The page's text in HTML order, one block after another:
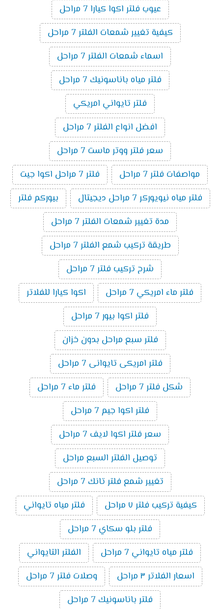
عيوب فلتر اكوا كيارا 7 مراحل
كيفية تغيير شمعات الفلتر 7 مراحل
اسماء شمعات الفلتر 7 مراحل
فلتر مياه باناسونيك 7 مراحل
فلتر تايواني امريكي
افضل انواع الفلتر 7 مراحل
سعر فلتر ووتر ماست 7 مراحل
مواصفات فلتر 7 مراحل
فلتر 7 مراحل اكوا جيت
فلتر مياه نيويوركر 7 مراحل ديجيتال
بيوركم فلتر
مدة تغيير شمعات الفلتر 7 مراحل
طريقة تركيب شمع الفلتر 7 مراحل
شرح تركيب فلتر 7 مراحل
فلتر ماء امريكي 7 مراحل
اكوا كيارا للفلاتر
فلتر اكوا بيور 7 مراحل
فلتر سبع مراحل بدون خزان
فلتر امريكى تايوانى 7 مراحل
شكل فلتر 7 مراحل
فلتر ماء 7 مراحل
فلتر اكوا جيم 7 مراحل
سعر فلتر اكوا لايف 7 مراحل
توصيل الفلتر السبع مراحل
تغيير شمع فلتر تانك 7 مراحل
كيفية تركيب فلتر ٧ مراحل
فلتر مياه تايواني
فلتر بلو سكاي 7 مراحل
فلتر مياه تايواني 7 مراحل
الفلتر التايواني
اسعار الفلاتر ٣ مراحل
وصلات فلتر 7 مراحل
فلتر باناسونيك 7 مراحل